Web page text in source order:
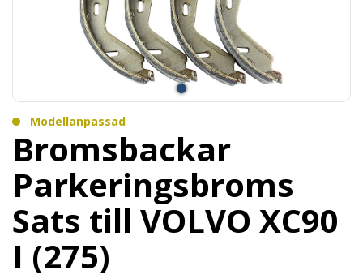
Modellanpassad
Bromsbackar
Parkeringsbroms
Sats till VOLVO XC90
I (275)